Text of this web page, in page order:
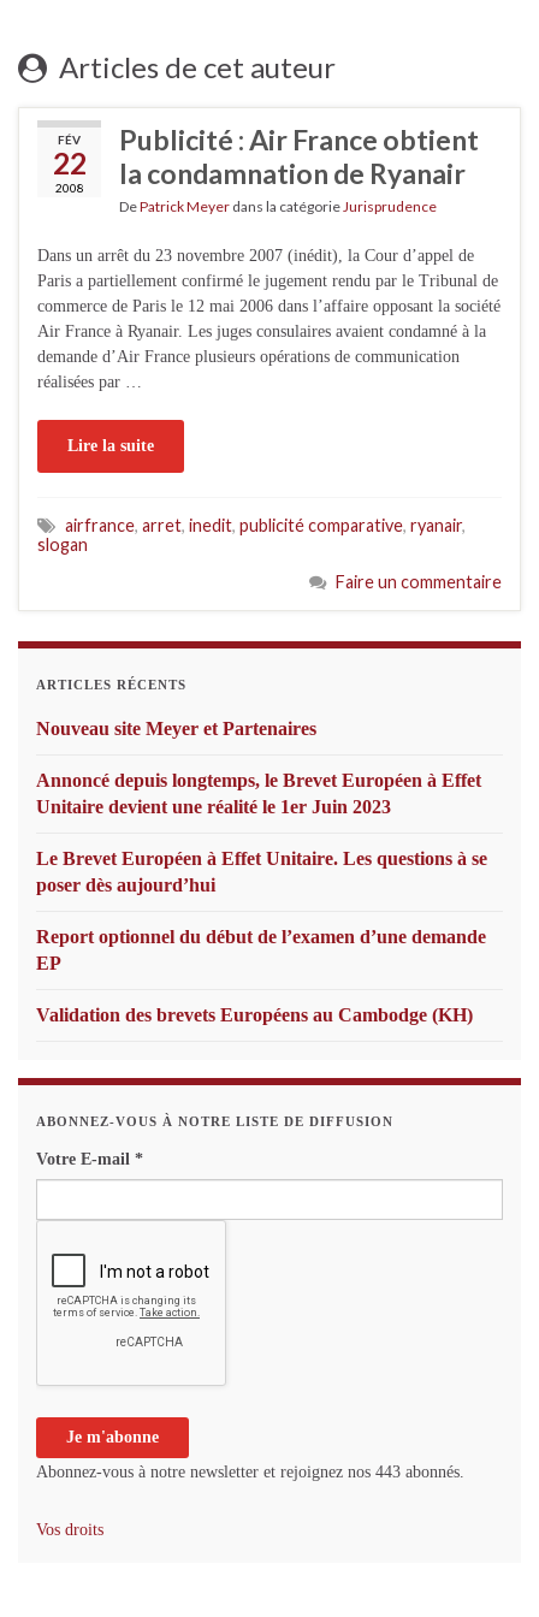
Articles de cet auteur
FÉV
22
2008
Publicité : Air France obtient
la condamnation de Ryanair
DePatrick Meyer dans la catégorie Jurisprudence
Dans un arrêt du 23 novembre 2007 (inédit), la Cour d’appel de
Paris a partiellement confirmé le jugement rendu par le Tribunal de
commerce de Paris le 12 mai 2006 dans l’affaire opposant la société
Air France à Ryanair. Les juges consulaires avaient condamné à la
demande d’Air France plusieurs opérations de communication
réalisées par …
Lire la suite
airfrance, arret, inedit, publicité comparative, ryanair,
slogan
Faire un commentaire
ARTICLES RÉCENTS
Nouveau site Meyer et Partenaires
Annoncé depuis longtemps, le Brevet Européen à Effet
Unitaire devient une réalité le 1er Juin 2023
Le Brevet Européen à Effet Unitaire. Les questions à se
poser dès aujourd’hui
Report optionnel du début de l’examen d’une demande
EP
Validation des brevets Européens au Cambodge (KH)
ABONNEZ-VOUS À NOTRE LISTE DE DIFFUSION
Votre E-mail *
Abonnez-vous à notre newsletter et rejoignez nos 443 abonnés.
Vos droits